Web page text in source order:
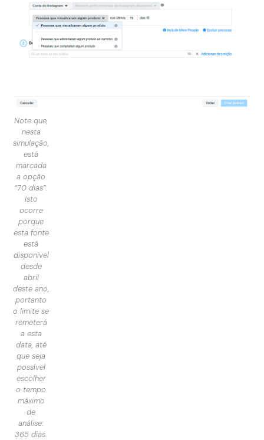
Note que,
nesta
simulação,
está
marcada
a opção
“70 dias”.
Isto
ocorre
porque
esta fonte
está
disponível
desde
abril
deste ano,
portanto
o limite se
remeterá
a esta
data, até
que seja
possível
escolher
o tempo
máximo
de
análise:
365 dias.